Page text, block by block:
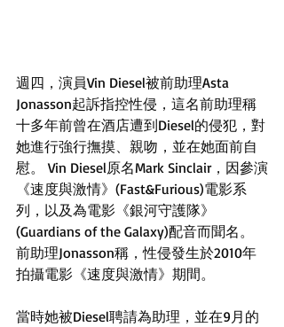
週四，演員Vin Diesel被前助理Asta
Jonasson起訴指控性侵，這名前助理稱
十多年前曾在酒店遭到Diesel的侵犯，對
她進行強行撫摸、親吻，並在她面前自
慰。 Vin Diesel原名Mark Sinclair，因參演
《速度與激情》(Fast&Furious)電影系
列，以及為電影《銀河守護隊》
(Guardians of the Galaxy)配音而聞名。
前助理Jonasson稱，性侵發生於2010年
拍攝電影《速度與激情》期間。
當時她被Diesel聘請為助理，並在9月的